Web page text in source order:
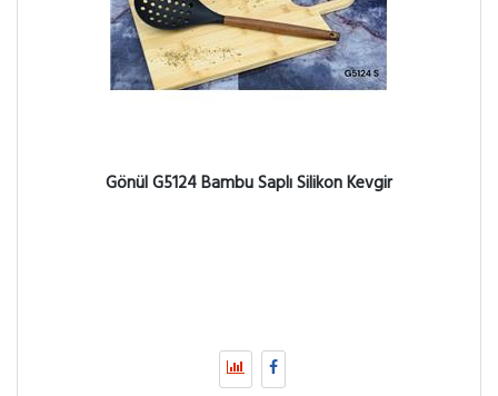
Gönül G5124 Bambu Saplı Silikon Kevgir